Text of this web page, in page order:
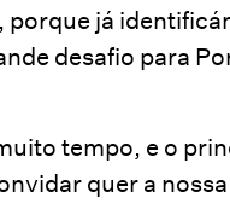
já
desafio para
tempo, e o
quer a